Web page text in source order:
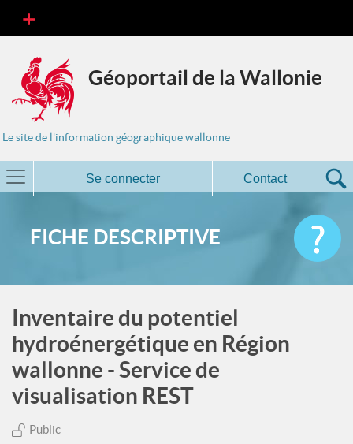
Géoportail de la Wallonie
Le site de l'information géographique wallonne
Se connecter Contact
FICHE DESCRIPTIVE
Inventaire du potentiel
hydroénergétique en Région
wallonne - Service de
visualisation REST
Public